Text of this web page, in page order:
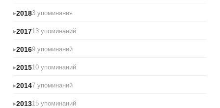
20183 упоминания
201713 упоминаний
20169 упоминаний
201510 упоминаний
20147 упоминаний
201315 упоминаний